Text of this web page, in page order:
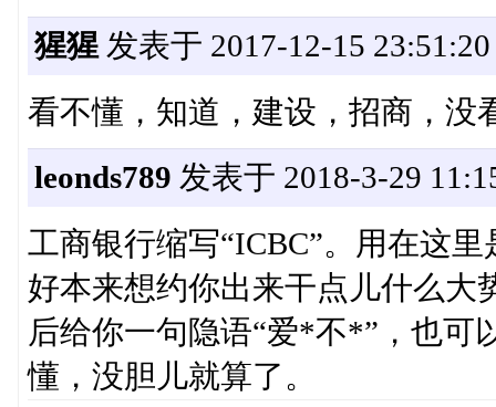
猩猩发表于 2017-12-15 23:51:20
看不懂，知道，建设，招商，没
leonds789 发表于 2018-3-29
工商银行缩写“ICBC”。用在这
好本来想约你出来干点儿什么大
后给你一句隐语“爱*不*”，也可
懂，没胆儿就算了。